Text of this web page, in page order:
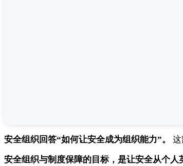
安全组织回答“如何让安全成为组织能力”。
安全组织与制度保障的目标，是让安全从个人